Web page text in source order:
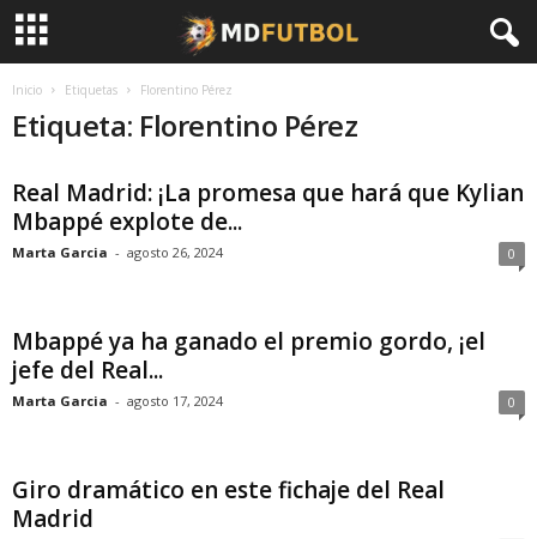
Inicio Etiquetas Florentino Pérez
Etiqueta: Florentino Pérez
Real Madrid: ¡La promesa que hará que Kylian
Mbappé explote de...
Marta Garcia - agosto 26, 2024 0
Mbappé ya ha ganado el premio gordo, ¡el
jefe del Real...
Marta Garcia - agosto 17, 2024 0
Giro dramático en este fichaje del Real
Madrid